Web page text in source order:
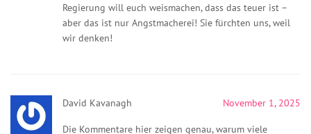
Regierung will euch weismachen, dass das teuer ist –
aber das ist nur Angstmacherei! Sie fürchten uns, weil
wir denken!
David Kavanagh November 1, 2025
Die Kommentare hier zeigen genau, warum viele